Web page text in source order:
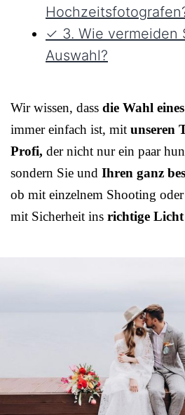
✓ 3. Wie vermeiden
Auswahl?
Wir wissen, dass die Wahl
immer einfach ist, mit unseren
Profi, der nicht nur ein paar
sondern Sie und Ihren ganz
ob mit einzelnem Shooting
mit Sicherheit ins richtige